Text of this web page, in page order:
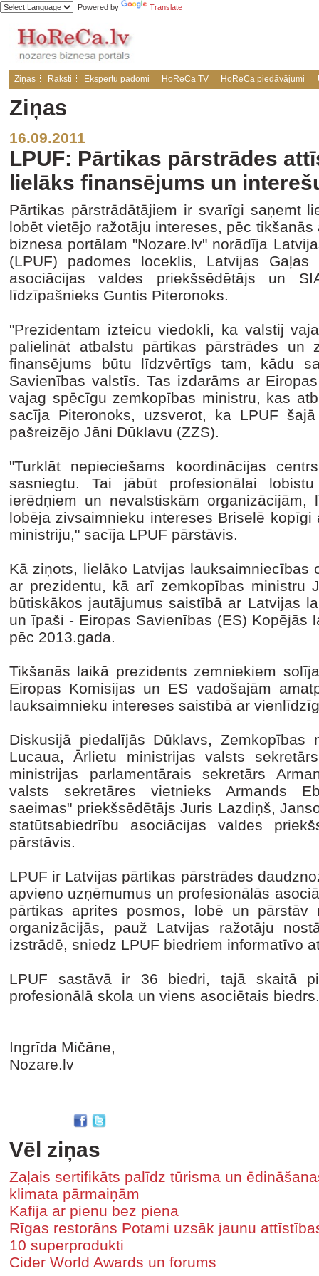
Powered by Translate
Ziņas Raksti Ekspertu padomi HoReCa TV HoReCa piedāvājumi
Ziņas
16.09.2011
LPUF: Pārtikas pārstrādes
lielāks finansējums un
Pārtikas pārstrādātājiem ir svarīgi saņemt
lobēt vietējo ražotāju intereses, pēc
biznesa portālam "Nozare.lv" norādīja
(LPUF) padomes loceklis, Latvijas
asociācijas valdes priekšsēdētājs un
līdzīpašnieks Guntis Piteronoks.
"Prezidentam izteicu viedokli, ka valstij
palielināt atbalstu pārtikas pārstrādes
finansējums būtu līdzvērtīgs tam, kādu
Savienības valstīs. Tas izdarāms ar
vajag spēcīgu zemkopības ministru, kas
sacīja Piteronoks, uzsverot, ka LPUF
pašreizējo Jāni Dūklavu (ZZS).
"Turklāt nepieciešams koordinācijas
sasniegtu. Tai jābūt profesionālai
ierēdņiem un nevalstiskām
lobēja zivsaimnieku intereses Briselē
ministriju," sacīja LPUF pārstāvis.
Kā ziņots, lielāko Latvijas lauksaimniecības
ar prezidentu, kā arī zemkopības ministru
būtiskākos jautājumus saistībā ar Latvijas
un īpaši - Eiropas Savienības (ES) Kopējās
pēc 2013.gada.
Tikšanās laikā prezidents zemniekiem
Eiropas Komisijas un ES vadošajām
lauksaimnieku intereses saistībā ar
Diskusijā piedalījās Dūklavs, Zemkopības
Lucaua, Ārlietu ministrijas valsts
ministrijas parlamentārais sekretārs
valsts sekretāres vietnieks Armands
saeimas" priekšsēdētājs Juris Lazdiņš,
statūtsabiedrību asociācijas valdes
pārstāvis.
LPUF ir Latvijas pārtikas pārstrādes
apvieno uzņēmumus un profesionālās
pārtikas aprites posmos, lobē un pārstāv
organizācijās, pauž Latvijas ražotāju
izstrādē, sniedz LPUF biedriem informatīvo
LPUF sastāvā ir 36 biedri, tajā skaitā
profesionālā skola un viens asociētais biedrs.
Ingrīda Mičāne,
Nozare.lv
Vēl ziņas
Zaļais sertifikāts palīdz tūrisma un
klimata pārmaiņām
Kafija ar pienu bez piena
Rīgas restorāns Potami uzsāk jaunu
10 superprodukti
Cider World Awards un forums